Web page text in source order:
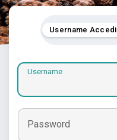
Username Accedi
Username
Password